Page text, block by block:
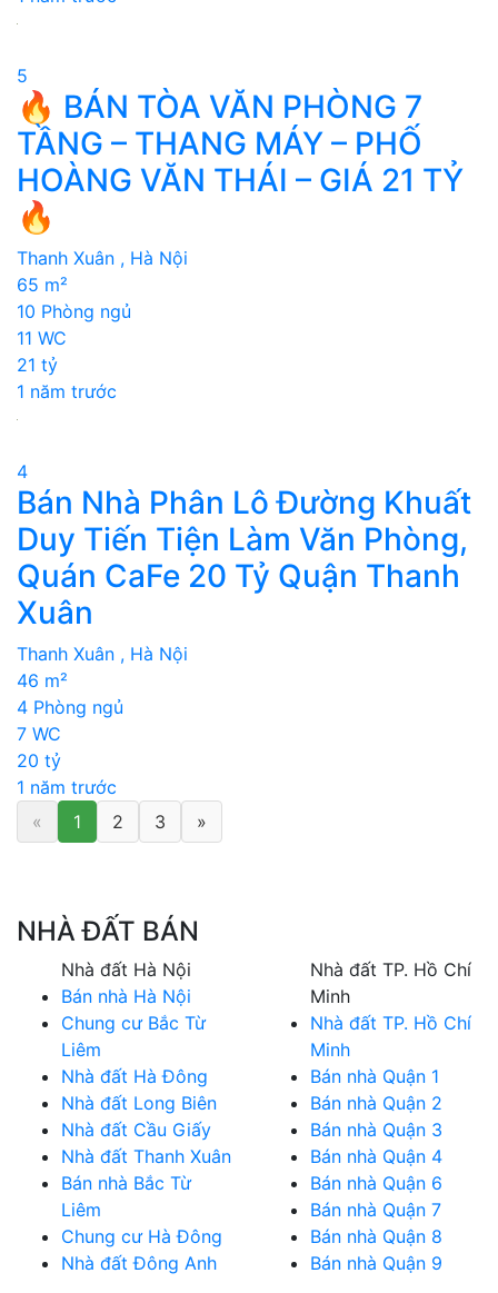
5
🔥 BÁN TÒA VĂN PHÒNG 7
TẦNG – THANG MÁY – PHỐ
HOÀNG VĂN THÁI – GIÁ 21 TỶ
🔥
Thanh Xuân , Hà Nội
65 m²
10 Phòng ngủ
11 WC
21 tỷ
1 năm trước
4
Bán Nhà Phân Lô Đường Khuất
Duy Tiến Tiện Làm Văn Phòng,
Quán CaFe 20 Tỷ Quận Thanh
Xuân
Thanh Xuân , Hà Nội
46 m²
4 Phòng ngủ
7 WC
20 tỷ
1 năm trước
«
1 2 3 »
NHÀ ĐẤT BÁN
Nhà đất Hà Nội
Bán nhà Hà Nội
Chung cư Bắc Từ
Liêm
Nhà đất Hà Đông
Nhà đất Long Biên
Nhà đất Cầu Giấy
Nhà đất Thanh Xuân
Bán nhà Bắc Từ
Liêm
Chung cư Hà Đông
Nhà đất Đông Anh
Nhà đất TP. Hồ Chí
Minh
Nhà đất TP. Hồ Chí
Minh
Bán nhà Quận 1
Bán nhà Quận 2
Bán nhà Quận 3
Bán nhà Quận 4
Bán nhà Quận 6
Bán nhà Quận 7
Bán nhà Quận 8
Bán nhà Quận 9